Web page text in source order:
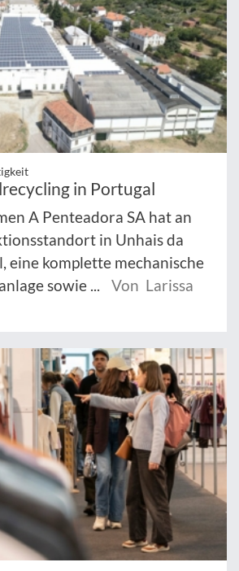
in Portugal
A Penteadora SA hat an
in Unhais da
eine komplette mechanische
sowie ...
Von Larissa